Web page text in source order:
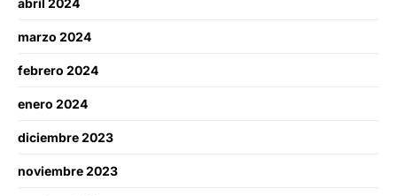
marzo 2024
febrero 2024
enero 2024
diciembre 2023
noviembre 2023